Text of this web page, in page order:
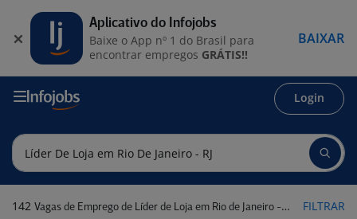
Login
142 Vagas de Emprego de Líder de Loja em Rio de Janeiro - RJ FILTRAR
Aplicativo do Infojobs
Baixe o App nº 1 do Brasil para
encontrar empregos GRÁTIS!!
BAIXAR